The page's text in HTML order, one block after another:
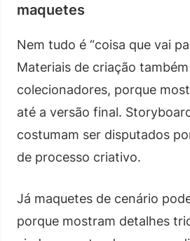
maquetes
Nem tudo é “coisa que vai
Materiais de criação
colecionadores, porque
até a versão final.
costumam ser disputados
de processo criativo.
Já maquetes de cenário
porque mostram detalhes